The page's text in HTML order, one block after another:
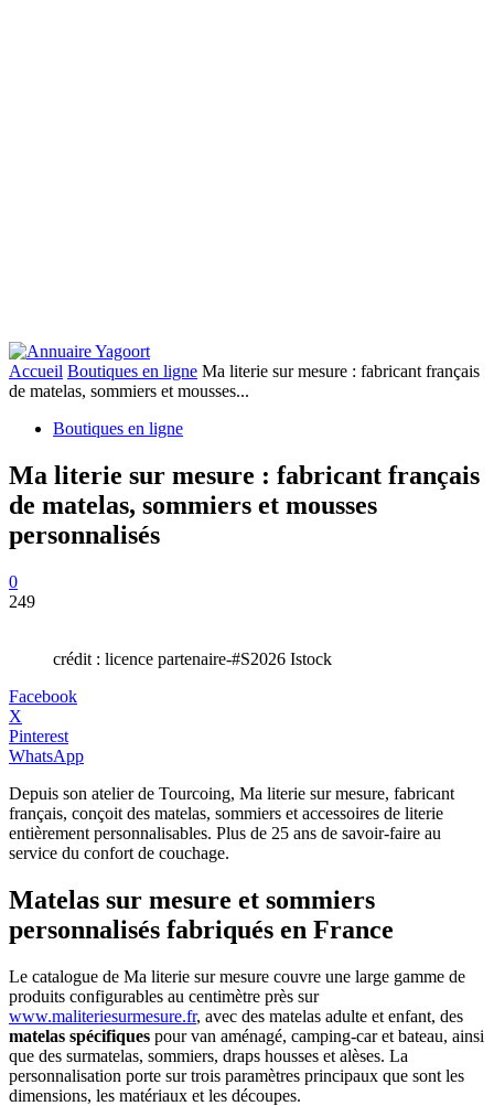
Accueil Boutiques en ligne Ma literie sur mesure : fabricant français
de matelas, sommiers et mousses...
Boutiques en ligne
Ma literie sur mesure : fabricant français
de matelas, sommiers et mousses
personnalisés
0
249
crédit : licence partenaire-#S2026 Istock
Facebook
X
Pinterest
WhatsApp
Depuis son atelier de Tourcoing, Ma literie sur mesure, fabricant
français, conçoit des matelas, sommiers et accessoires de literie
entièrement personnalisables. Plus de 25 ans de savoir-faire au
service du confort de couchage.
Matelas sur mesure et sommiers
personnalisés fabriqués en France
Le catalogue de Ma literie sur mesure couvre une large gamme de
produits configurables au centimètre près sur
www.maliteriesurmesure.fr, avec des matelas adulte et enfant, des
matelas spécifiques pour van aménagé, camping-car et bateau, ainsi
que des surmatelas, sommiers, draps housses et alèses. La
personnalisation porte sur trois paramètres principaux que sont les
dimensions, les matériaux et les découpes.